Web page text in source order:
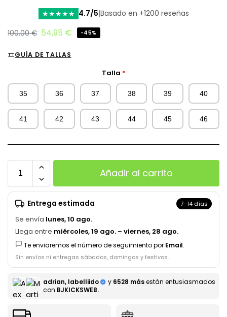
★★★★★ 4.7/5|Basado en +1200 reseñas
100,00€ 54,95 € -45%
GUÍA DE TALLAS
Talla *
35 36 37 38 39 40
41 42 43 44 45 46
Añadir al carrito
Entrega estimada 7–14 días
Se envía lunes, 10 ago.
Llega entre miércoles, 19 ago. – viernes, 28 ago.
Te enviaremos el número de seguimiento por Email.
Sin envíos ni entregas sábados, domingos y festivos.
adrian, labelliido y 6528 másestán entusiasmados
con BJKICKSWEB.